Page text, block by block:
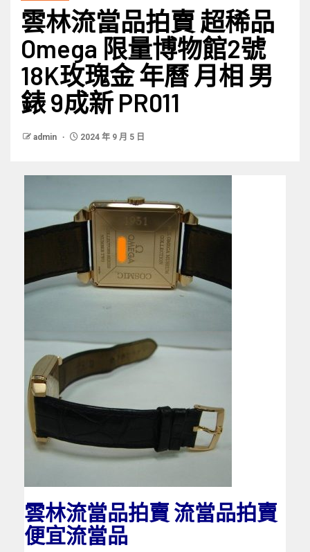
雲林流當品拍賣 超稀品
Omega 限量博物館2號
18K玫瑰金 年曆 月相 男
錶 9成新 PR011
admin 2024 年 9 月 5 日
雲林流當品拍賣 流當品拍賣
便宜流當品